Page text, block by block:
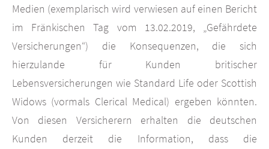
Medien (exemplarisch wird verwiesen auf einen Bericht
im Fränkischen Tag vom 13.02.2019, „Gefährdete
Versicherungen“) die Konsequenzen, die sich
hierzulande für Kunden britischer
Lebensversicherungen wie Standard Life oder Scottish
Widows (vormals Clerical Medical) ergeben könnten.
Von diesen Versicherern erhalten die deutschen
Kunden derzeit die Information, dass die